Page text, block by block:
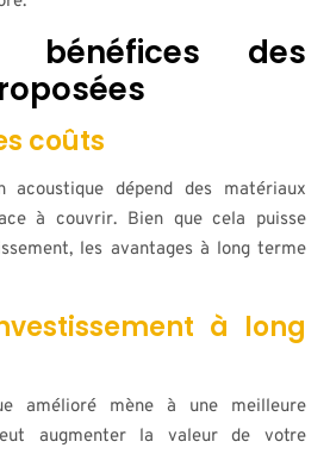
des
coûts
acoustique dépend des matériaux
à couvrir. Bien que cela puisse
les avantages à long terme
à long
amélioré mène à une meilleure
augmenter la valeur de votre